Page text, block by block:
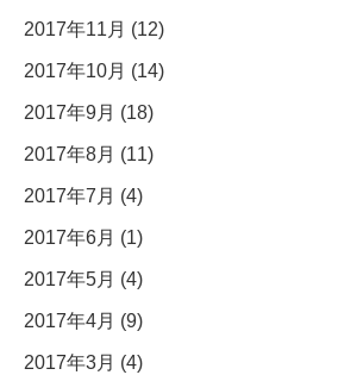
2017年11月 (12)
2017年10月 (14)
2017年9月 (18)
2017年8月 (11)
2017年7月 (4)
2017年6月 (1)
2017年5月 (4)
2017年4月 (9)
2017年3月 (4)